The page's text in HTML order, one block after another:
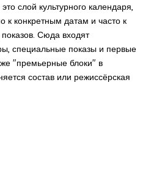
слой культурного календаря,
к конкретным датам и часто к
Сюда входят
специальные показы и первые
"премьерные блоки" в
состав или режиссёрская